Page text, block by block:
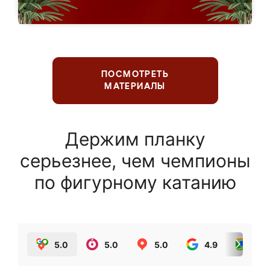
ПОСМОТРЕТЬ
МАТЕРИАЛЫ
Держим планку
серьезнее, чем чемпионы
по фигурному катанию
5.0 5.0 5.0 4.9